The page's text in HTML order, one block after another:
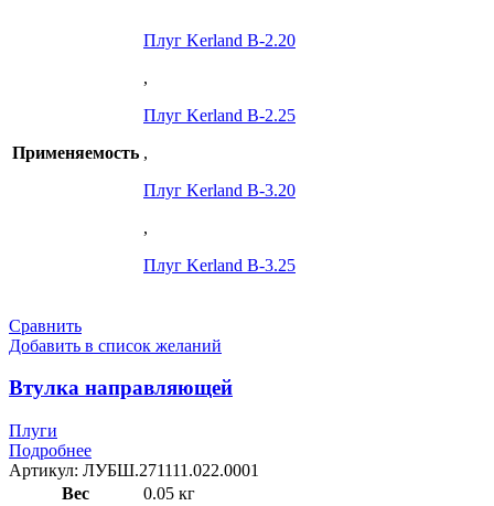
Применяемость
Плуг Kerland B-2.20
,
Плуг Kerland B-2.25
,
Плуг Kerland B-3.20
,
Плуг Kerland B-3.25
Сравнить
Добавить в список желаний
Втулка направляющей
Плуги
Подробнее
Артикул: ЛУБШ.271111.022.0001
Вес
0.05 кг